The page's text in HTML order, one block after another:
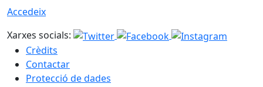
Accedeix
Xarxes socials:
Crèdits
Contactar
Protecció de dades